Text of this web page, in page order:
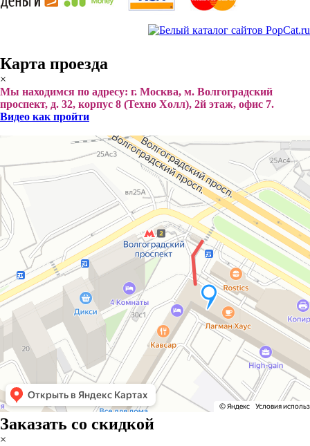
Карта проезда
×
Мы находимся по адресу: г. Москва, м. Волгоградский
проспект, д. 32, корпус 8 (Техно Холл), 2й этаж, офис 7.
Видео как пройти
Заказать со скидкой
×